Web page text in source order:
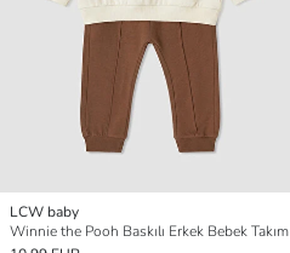
LCW baby
Winnie the Pooh Baskılı Erkek Bebek Takım